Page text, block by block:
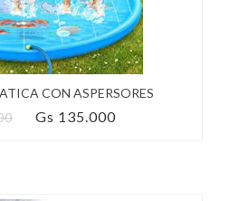
CON ASPERSORES
Gs 135.000